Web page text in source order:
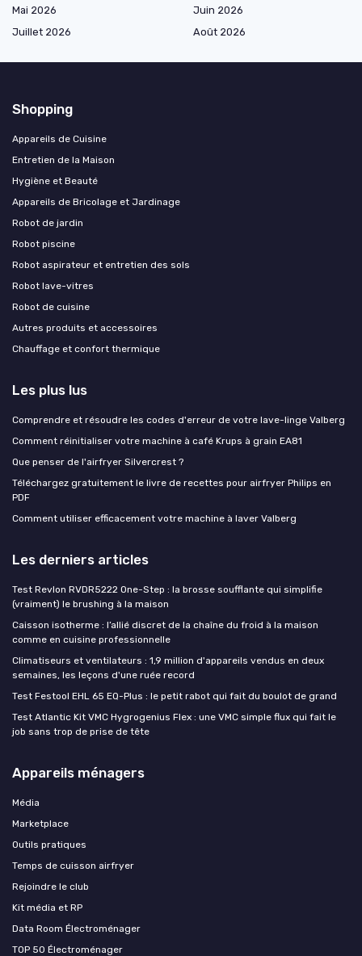
Mai 2026
Juin 2026
Juillet 2026
Août 2026
Shopping
Appareils de Cuisine
Entretien de la Maison
Hygiène et Beauté
Appareils de Bricolage et Jardinage
Robot de jardin
Robot piscine
Robot aspirateur et entretien des sols
Robot lave-vitres
Robot de cuisine
Autres produits et accessoires
Chauffage et confort thermique
Les plus lus
Comprendre et résoudre les codes d'erreur de votre lave-linge Valberg
Comment réinitialiser votre machine à café Krups à grain EA81
Que penser de l'airfryer Silvercrest ?
Téléchargez gratuitement le livre de recettes pour airfryer Philips en
PDF
Comment utiliser efficacement votre machine à laver Valberg
Les derniers articles
Test Revlon RVDR5222 One-Step : la brosse soufflante qui simplifie
(vraiment) le brushing à la maison
Caisson isotherme : l’allié discret de la chaîne du froid à la maison
comme en cuisine professionnelle
Climatiseurs et ventilateurs : 1,9 million d'appareils vendus en deux
semaines, les leçons d'une ruée record
Test Festool EHL 65 EQ-Plus : le petit rabot qui fait du boulot de grand
Test Atlantic Kit VMC Hygrogenius Flex : une VMC simple flux qui fait le
job sans trop de prise de tête
Appareils ménagers
Média
Marketplace
Outils pratiques
Temps de cuisson airfryer
Rejoindre le club
Kit média et RP
Data Room Électroménager
TOP 50 Électroménager